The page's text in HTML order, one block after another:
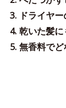
3. ドライヤ
4. 乾いた髪
5. 無香料で